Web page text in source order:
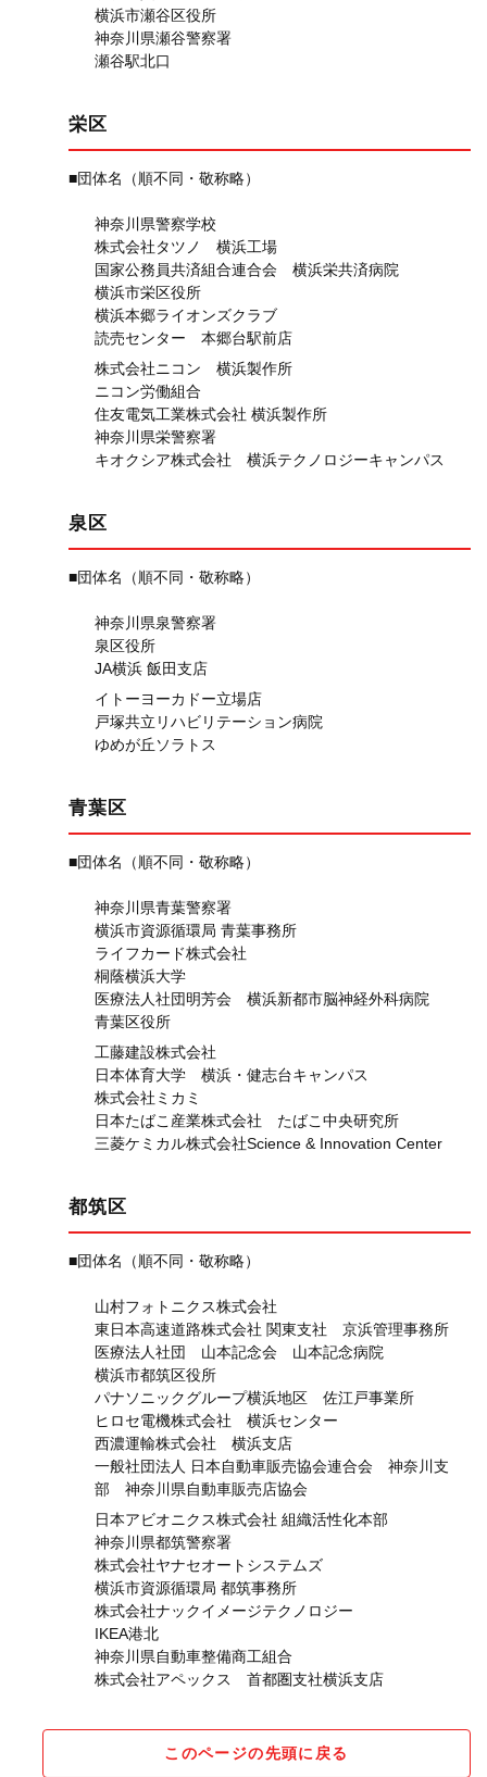
横浜市瀬谷区役所
神奈川県瀬谷警察署
瀬谷駅北口
栄区
■団体名（順不同・敬称略）
神奈川県警察学校
株式会社タツノ 横浜工場
国家公務員共済組合連合会 横浜栄共済病院
横浜市栄区役所
横浜本郷ライオンズクラブ
読売センター 本郷台駅前店
株式会社ニコン 横浜製作所
ニコン労働組合
住友電気工業株式会社 横浜製作所
神奈川県栄警察署
キオクシア株式会社 横浜テクノロジーキャンパス
泉区
■団体名（順不同・敬称略）
神奈川県泉警察署
泉区役所
JA横浜 飯田支店
イトーヨーカドー立場店
戸塚共立リハビリテーション病院
ゆめが丘ソラトス
青葉区
■団体名（順不同・敬称略）
神奈川県青葉警察署
横浜市資源循環局 青葉事務所
ライフカード株式会社
桐蔭横浜大学
医療法人社団明芳会 横浜新都市脳神経外科病院
青葉区役所
工藤建設株式会社
日本体育大学 横浜・健志台キャンパス
株式会社ミカミ
日本たばこ産業株式会社 たばこ中央研究所
三菱ケミカル株式会社Science & Innovation Center
都筑区
■団体名（順不同・敬称略）
山村フォトニクス株式会社
東日本高速道路株式会社 関東支社 京浜管理事務所
医療法人社団 山本記念会 山本記念病院
横浜市都筑区役所
パナソニックグループ横浜地区 佐江戸事業所
ヒロセ電機株式会社 横浜センター
西濃運輸株式会社 横浜支店
一般社団法人 日本自動車販売協会連合会 神奈川支
部 神奈川県自動車販売店協会
日本アビオニクス株式会社 組織活性化本部
神奈川県都筑警察署
株式会社ヤナセオートシステムズ
横浜市資源循環局 都筑事務所
株式会社ナックイメージテクノロジー
IKEA港北
神奈川県自動車整備商工組合
株式会社アペックス 首都圏支社横浜支店
このページの先頭に戻る